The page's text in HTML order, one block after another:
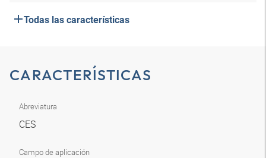
Todas las características
CARACTERÍSTICAS
Abreviatura
CES
Campo de aplicación